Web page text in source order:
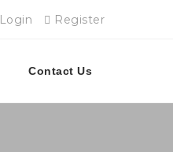
Login Register
Contact Us